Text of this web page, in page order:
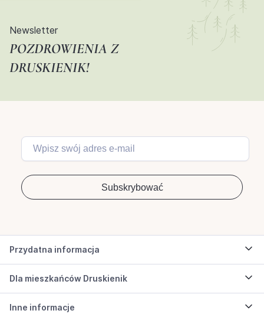
Newsletter
POZDROWIENIA Z
DRUSKIENIK!
Przydatna informacja
Dla mieszkańców Druskienik
Inne informacje